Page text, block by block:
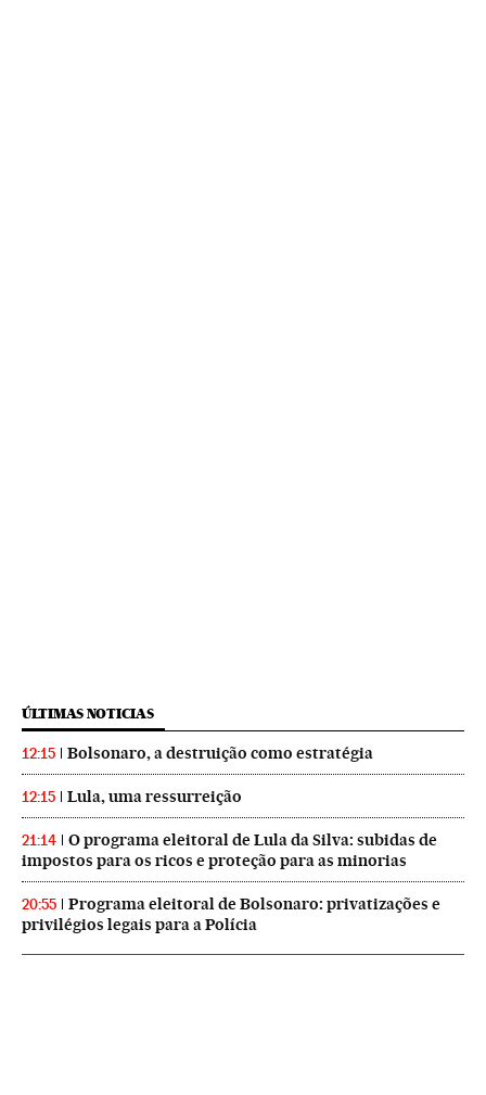
ÚLTIMAS NOTICIAS
12:15 Bolsonaro, a destruição como estratégia
12:15 Lula, uma ressurreição
21:14
O programa eleitoral de Lula da Silva: subidas de
impostos para os ricos e proteção para as minorias
20:55
Programa eleitoral de Bolsonaro: privatizações e
privilégios legais para a Polícia